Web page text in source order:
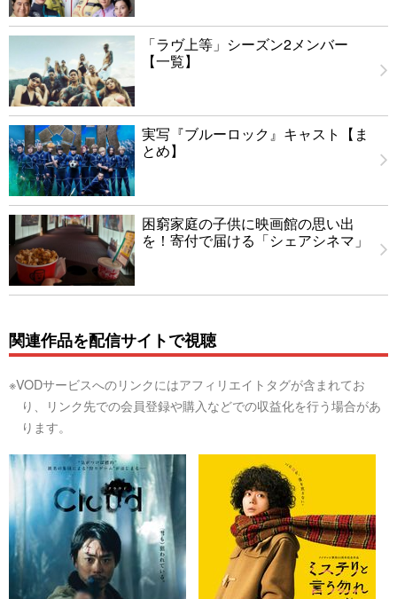
「ラヴ上等」シーズン2メンバー
【一覧】
実写『ブルーロック』キャスト【ま
とめ】
困窮家庭の子供に映画館の思い出
を！寄付で届ける「シェアシネマ」
関連作品を配信サイトで視聴
※VODサービスへのリンクにはアフィリエイトタグが含まれてお
り、リンク先での会員登録や購入などでの収益化を行う場合があ
ります。